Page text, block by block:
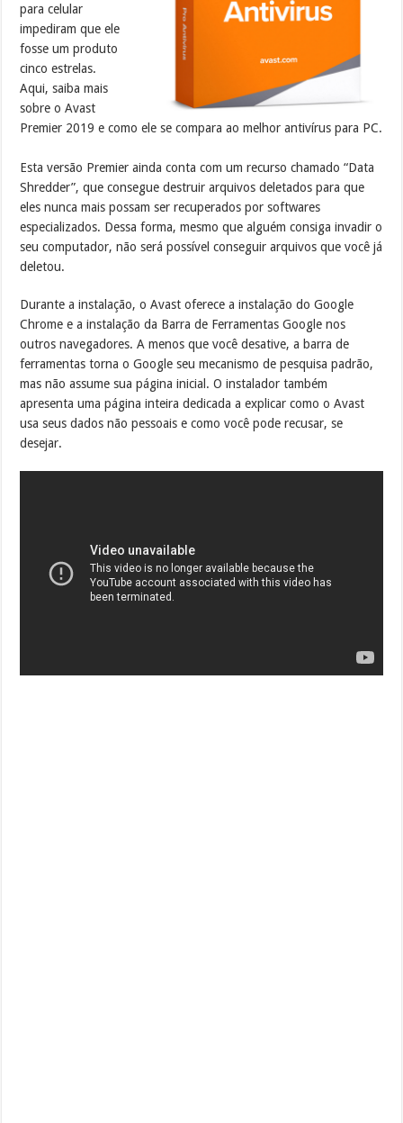
para celular
impediram que ele
fosse um produto
cinco estrelas.
Aqui, saiba mais
sobre o Avast
Premier 2019 e como ele se compara ao melhor antivírus para PC.
Esta versão Premier ainda conta com um recurso chamado “Data
Shredder”, que consegue destruir arquivos deletados para que
eles nunca mais possam ser recuperados por softwares
especializados. Dessa forma, mesmo que alguém consiga invadir o
seu computador, não será possível conseguir arquivos que você já
deletou.
Durante a instalação, o Avast oferece a instalação do Google
Chrome e a instalação da Barra de Ferramentas Google nos
outros navegadores. A menos que você desative, a barra de
ferramentas torna o Google seu mecanismo de pesquisa padrão,
mas não assume sua página inicial. O instalador também
apresenta uma página inteira dedicada a explicar como o Avast
usa seus dados não pessoais e como você pode recusar, se
desejar.